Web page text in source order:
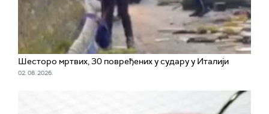
Шесторо мртвих, 30 повређених у судару у Италији
02. 08. 2026.